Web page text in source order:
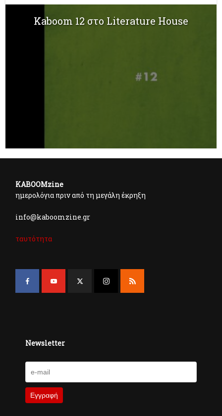
Kaboom 12 στο Literature House
KABOOMzine
ημερολόγια πριν από τη μεγάλη έκρηξη
info@kaboomzine.gr
ταυτότητα
Newsletter